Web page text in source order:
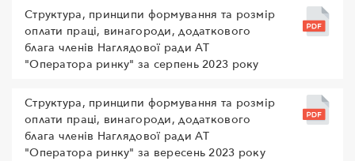
Структура, принципи формування та розмір
оплати праці, винагороди, додаткового
блага членів Наглядової ради АТ
"Оператора ринку" за серпень 2023 року
Структура, принципи формування та розмір
оплати праці, винагороди, додаткового
блага членів Наглядової ради АТ
"Оператора ринку" за вересень 2023 року